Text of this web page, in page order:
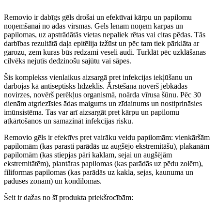
Removio ir dabīgs gēls drošai un efektīvai kārpu un papilomu
noņemšanai no ādas virsmas. Gēls lēnām noņem kārpas un
papilomas, uz apstrādātās vietas nepaliek rētas vai citas pēdas. Tās
darbības rezultātā daļa epitēlija izžūst un pēc tam tiek pārklāta ar
garozu, zem kuras būs redzami veseli audi. Turklāt pēc uzklāšanas
cilvēks nejutīs dedzinošu sajūtu vai sāpes.
Šis komplekss vienlaikus aizsargā pret infekcijas iekļūšanu un
darbojas kā antiseptisks līdzeklis. Ārstēšana novērš jebkādas
novirzes, novērš perēkļus organismā, noārda vīrusa šūnu. Pēc 30
dienām atgriezīsies ādas maigums un zīdainums un nostiprināsies
imūnsistēma. Tas var arī aizsargāt pret kārpu un papilomu
atkārtošanos un samazināt infekcijas risku.
Removio gēls ir efektīvs pret vairāku veidu papilomām: vienkāršām
papilomām (kas parasti parādās uz augšējo ekstremitāšu), plakanām
papilomām (kas stiepjas pāri kaklam, sejai un augšējām
ekstremitātēm), plantāras papilomas (kas parādās uz pēdu zolēm),
filiformas papilomas (kas parādās uz kakla, sejas, kaunuma un
paduses zonām) un kondilomas.
Šeit ir dažas no šī produkta priekšrocībām: